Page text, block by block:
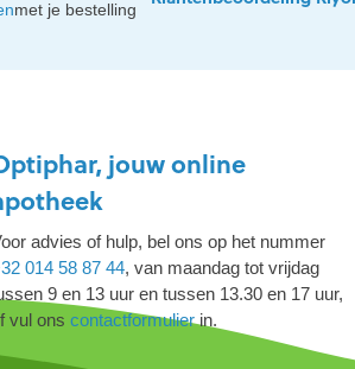
met je bestelling
jouw online
advies of hulp, bel ons op het nummer
014 58 87 44, van maandag tot vrijdag
9 en 13 uur en tussen 13.30 en 17 uur,
vul ons contactformulierin.